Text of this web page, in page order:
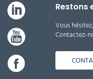
Restons
Vous
Contactez-